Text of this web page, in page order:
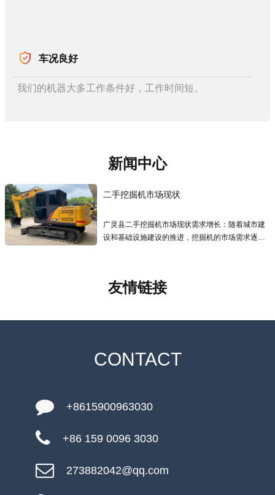
车况良好
我们的机器大多工作条件好，工作时间短。
新闻中心
二手挖掘机市场现状
广灵县二手挖掘机市场现状需求增长：随着城市建
设和基础设施建设的推进，挖掘机的市场需求逐年
友情链接
CONTACT
+8615900963030
+86 159 0096 3030
273882042@qq.com